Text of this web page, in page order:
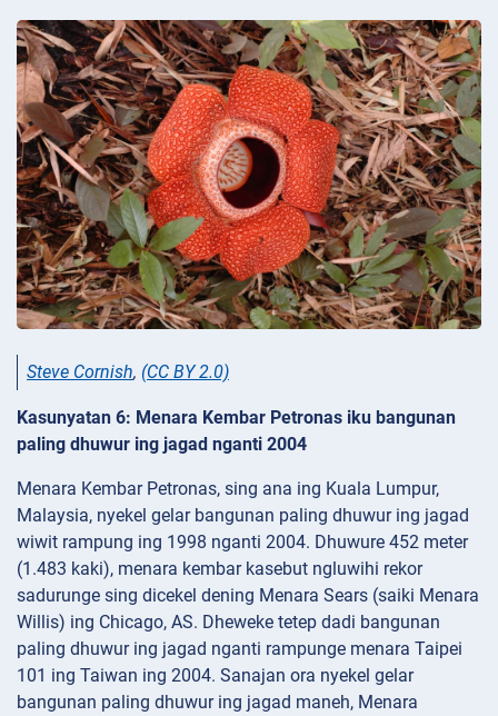
Steve Cornish, (CC BY 2.0)
Kasunyatan 6: Menara Kembar Petronas iku bangunan
paling dhuwur ing jagad nganti 2004
Menara Kembar Petronas, sing ana ing Kuala Lumpur,
Malaysia, nyekel gelar bangunan paling dhuwur ing jagad
wiwit rampung ing 1998 nganti 2004. Dhuwure 452 meter
(1.483 kaki), menara kembar kasebut ngluwihi rekor
sadurunge sing dicekel dening Menara Sears (saiki Menara
Willis) ing Chicago, AS. Dheweke tetep dadi bangunan
paling dhuwur ing jagad nganti rampunge menara Taipei
101 ing Taiwan ing 2004. Sanajan ora nyekel gelar
bangunan paling dhuwur ing jagad maneh, Menara